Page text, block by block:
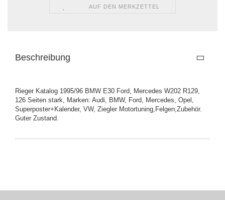
AUF DEN MERKZETTEL
Beschreibung
Rieger Katalog 1995/96 BMW E30 Ford, Mercedes W202 R129,
126 Seiten stark, Marken: Audi, BMW, Ford, Mercedes, Opel,
Superposter+Kalender, VW, Ziegler Motortuning,Felgen,Zubehör.
Guter Zustand.